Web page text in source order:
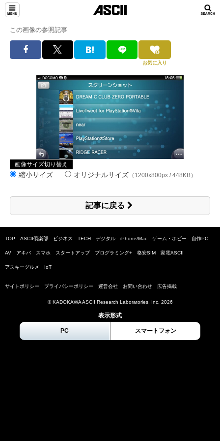
この画像の参照記事
お気に入り
画像サイズ切り替え
縮小サイズ オリジナルサイズ （1200x800px / 448KB）
記事に戻る
TOP ASCII倶楽部 ビジネス TECH デジタル iPhone/Mac ゲーム・ホビー 自作PC
AV アキバ スマホ スタートアップ プログラミング+ 格安SIM 家電ASCII
アスキーグルメ IoT
サイトポリシー プライバシーポリシー 運営会社 お問い合わせ 広告掲載
© KADOKAWA ASCII Research Laboratories, Inc. 2026
表示形式
PC スマートフォン